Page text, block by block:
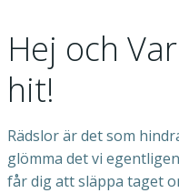
Hej och
hit!
Rädslor är det som
glömma det vi
får dig att släppa taget